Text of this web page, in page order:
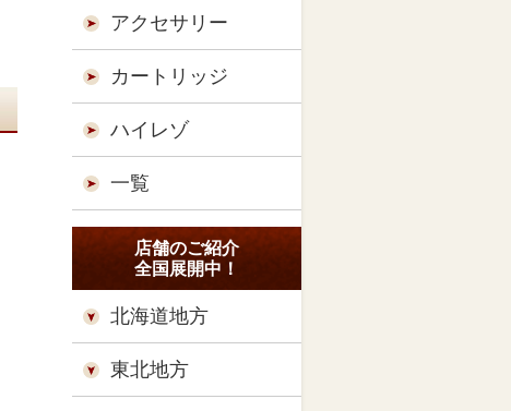
アクセサリー
カートリッジ
ハイレゾ
一覧
店舗のご紹介
全国展開中！
北海道地方
東北地方